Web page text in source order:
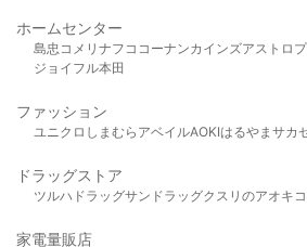
ホームセンター
島忠 コメリ ナフコ コーナンカインズアストロ
ジョイフル本田
ファッション
ユニクロ しまむら アベイルAOKIはるやま サカ
ドラッグストア
ツルハドラッグサンドラッグクスリのアオキ
家電量販店